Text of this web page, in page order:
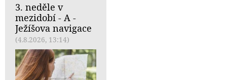
3. neděle v
mezidobí - A -
Ježíšova navigace
(4.8.2026, 13:14)